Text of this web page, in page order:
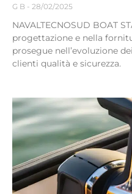
G B 28/02/2025
NAVALTECNOSUD BOAT
progettazione e nella
prosegue nell’evoluzione
clienti qualità e sicurezza.